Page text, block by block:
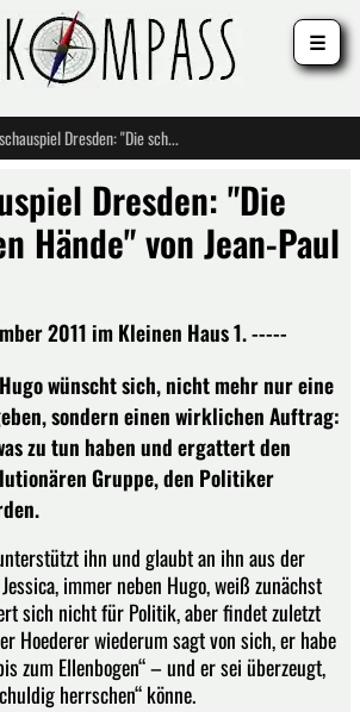
Staatsschauspiel Dresden: "Die schmutzigen Hände" von Jean-Paul Sartre
Dresden: "Die
Hände" von Jean-Paul
2011 im Kleinen Haus 1. -----
wünscht sich, nicht mehr nur eine
sondern einen wirklichen Auftrag:
zu tun haben und ergattert den
Gruppe, den Politiker
ihn und glaubt an ihn aus der
immer neben Hugo, weiß zunächst
sich nicht für Politik, aber findet zuletzt
Hoederer wiederum sagt von sich, er habe
zum Ellenbogen“ – und er sei überzeugt,
herrschen“ könne.
☰